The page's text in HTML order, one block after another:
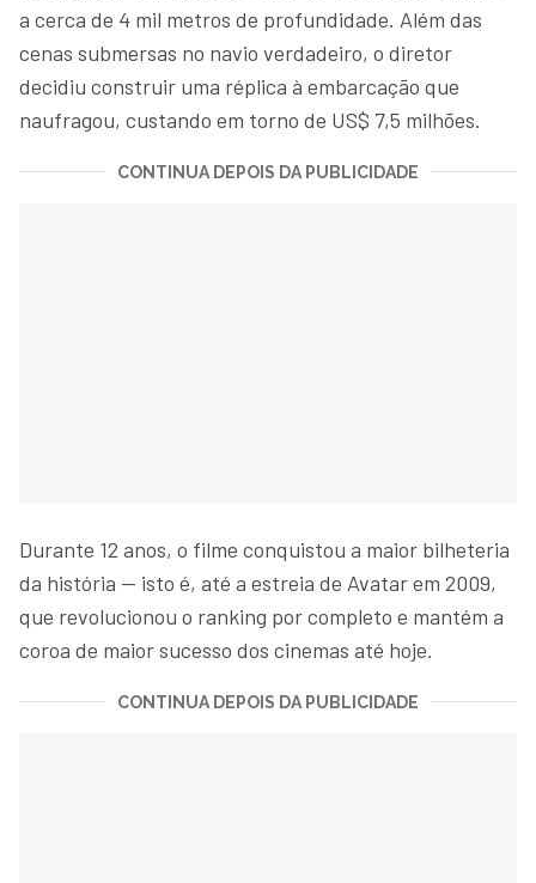
a cerca de 4 mil metros de profundidade. Além das
cenas submersas no navio verdadeiro, o diretor
decidiu construir uma réplica à embarcação que
naufragou, custando em torno de US$ 7,5 milhões.
CONTINUA DEPOIS DA PUBLICIDADE
Durante 12 anos, o filme conquistou a maior bilheteria
da história — isto é, até a estreia de Avatar em 2009,
que revolucionou o ranking por completo e mantém a
coroa de maior sucesso dos cinemas até hoje.
CONTINUA DEPOIS DA PUBLICIDADE